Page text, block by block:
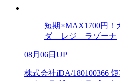
短期×MAX1700円！
ダ レジ ラゾーナ
08月06日UP
株式会社iDA/180100366